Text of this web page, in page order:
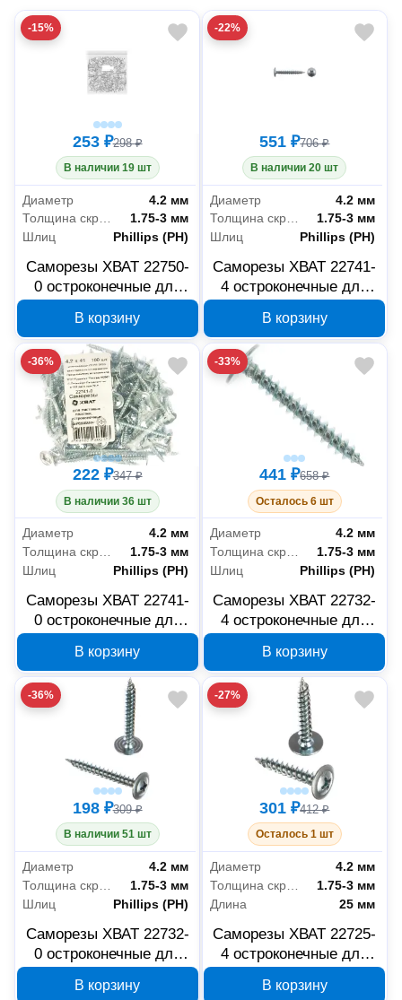
-15%
253 ₽298 ₽
В наличии 19 шт
Диаметр
4.2 мм
Толщина скрепляемых материалов
1.75-3 мм
Шлиц
Phillips (PH)
Саморезы ХВАТ 22750-
0 остроконечные для
50 мм, 100 шт
В корзину
-22%
551 ₽706 ₽
В наличии 20 шт
Диаметр
4.2 мм
Толщина скрепляемых материалов
1.75-3 мм
Шлиц
Phillips (PH)
Саморезы ХВАТ 22741-
4 остроконечные для
41 мм, 250 шт
В корзину
-36%
222 ₽347 ₽
В наличии 36 шт
Диаметр
4.2 мм
1.75-3 мм
Шлиц
Phillips (PH)
Саморезы ХВАТ 22741-
0 остроконечные для
41 мм, 100 шт
В корзину
-33%
441 ₽658 ₽
Осталось 6 шт
Диаметр
4.2 мм
Толщина скрепляемых материалов
1.75-3 мм
Шлиц
Phillips (PH)
Саморезы ХВАТ 22732-
4 остроконечные для
32 мм, 250 шт
В корзину
-36%
198 ₽309 ₽
В наличии 51 шт
Диаметр
4.2 мм
1.75-3 мм
Шлиц
Phillips (PH)
Саморезы ХВАТ 22732-
0 остроконечные для
32 мм, 100 шт
В корзину
-27%
301 ₽412 ₽
Осталось 1 шт
Диаметр
4.2 мм
Толщина скрепляемых материалов
1.75-3 мм
Длина
25 мм
Саморезы ХВАТ 22725-
4 остроконечные для
25 мм, 250 шт
В корзину